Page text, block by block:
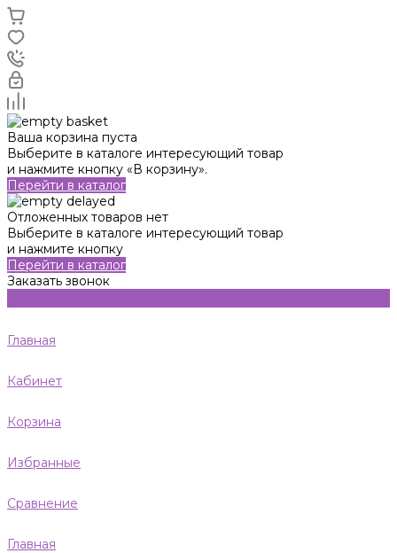
Ваша корзина пуста
Выберите в каталоге интересующий товар
и нажмите кнопку «В корзину».
Перейти в каталог
Отложенных товаров нет
Выберите в каталоге интересующий товар
и нажмите кнопку
Перейти в каталог
Заказать звонок
Главная
Кабинет
Корзина
Избранные
Сравнение
Главная